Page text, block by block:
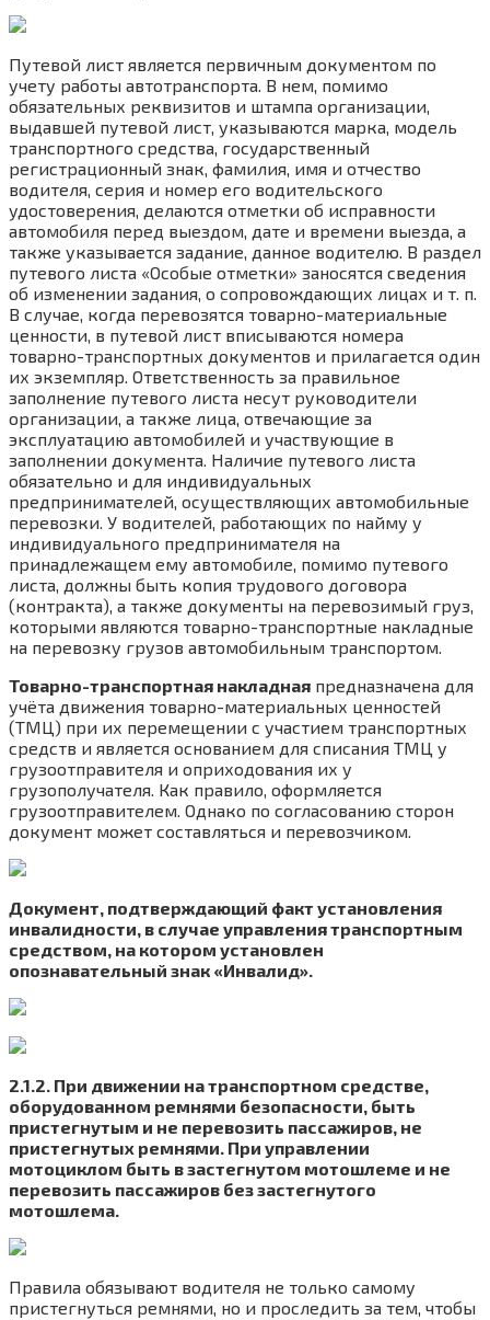
Путевой лист является первичным документом по
учету работы автотранспорта. В нем, помимо
обязательных реквизитов и штампа организации,
выдавшей путевой лист, указываются марка, модель
транспортного средства, государственный
регистрационный знак, фамилия, имя и отчество
водителя, серия и номер его водительского
удостоверения, делаются отметки об исправности
автомобиля перед выездом, дате и времени выезда, а
также указывается задание, данное водителю. В раздел
путевого листа «Особые отметки» заносятся сведения
об изменении задания, о сопровождающих лицах и т. п.
В случае, когда перевозятся товарно-материальные
ценности, в путевой лист вписываются номера
товарно-транспортных документов и прилагается один
их экземпляр. Ответственность за правильное
заполнение путевого листа несут руководители
организации, а также лица, отвечающие за
эксплуатацию автомобилей и участвующие в
заполнении документа. Наличие путевого листа
обязательно и для индивидуальных
предпринимателей, осуществляющих автомобильные
перевозки. У водителей, работающих по найму у
индивидуального предпринимателя на
принадлежащем ему автомобиле, помимо путевого
листа, должны быть копия трудового договора
(контракта), а также документы на перевозимый груз,
которыми являются товарно-транспортные накладные
на перевозку грузов автомобильным транспортом.
Товарно-транспортная накладная предназначена для
учёта движения товарно-материальных ценностей
(ТМЦ) при их перемещении с участием транспортных
средств и является основанием для списания ТМЦ у
грузоотправителя и оприходования их у
грузополучателя. Как правило, оформляется
грузоотправителем. Однако по согласованию сторон
документ может составляться и перевозчиком.
Документ, подтверждающий факт установления
инвалидности, в случае управления транспортным
средством, на котором установлен
опознавательный знак «Инвалид».
2.1.2. При движении на транспортном средстве,
оборудованном ремнями безопасности, быть
пристегнутым и не перевозить пассажиров, не
пристегнутых ремнями. При управлении
мотоциклом быть в застегнутом мотошлеме и не
перевозить пассажиров без застегнутого
мотошлема.
Правила обязывают водителя не только самому
пристегнуться ремнями, но и проследить за тем, чтобы